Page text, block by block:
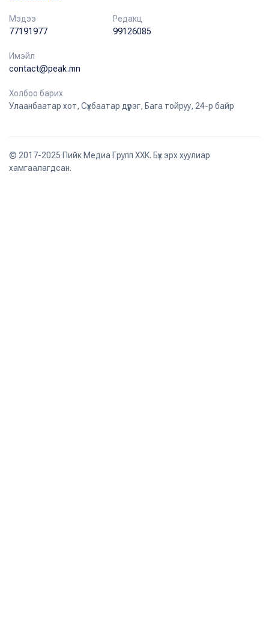
Мэдээ
77191977
Редакц
99126085
Имэйл
contact@peak.mn
Холбоо барих
Улаанбаатар хот, Сүхбаатар дүүрэг, Бага тойруу, 24-р байр
© 2017-2025 Пийк Медиа Групп ХХК. Бүх эрх хуулиар
хамгаалагдсан.